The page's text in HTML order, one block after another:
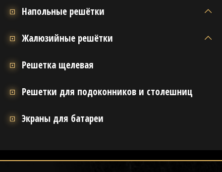
Напольные решётки
Жалюзийные решётки
Решетка щелевая
Решетки для подоконников и столешниц
Экраны для батареи